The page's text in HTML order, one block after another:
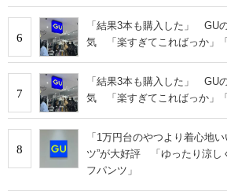
6
「結果3本も購入した」 GU
気 「楽すぎてこればっか」
7
「結果3本も購入した」 GU
気 「楽すぎてこればっか」
8
「1万円台のやつより着心地
ツ”が大好評 「ゆったり涼し
フパンツ」